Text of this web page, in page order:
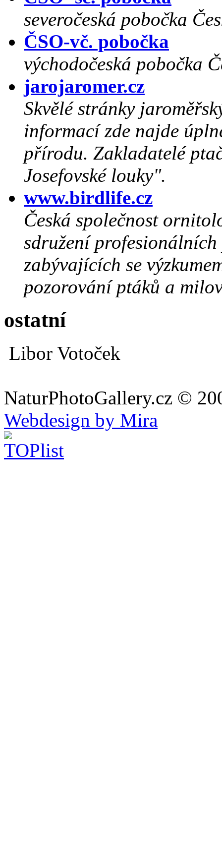
severočeská pobočka
ČSO-vč. pobočka
východočeská pobočka
jarojaromer.cz
Skvělé stránky
informací zde najde
přírodu. Zakladatelé
Josefovské louky".
www.birdlife.cz
Česká společnost
sdružení
zabývajících se
pozorování ptáků a
ostatní
Libor Votoček
NaturPhotoGallery.cz ©
Webdesign by Mira